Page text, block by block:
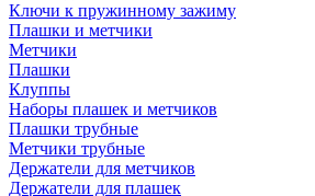
Ключи к пружинному зажиму
Плашки и метчики
Метчики
Плашки
Клуппы
Наборы плашек и метчиков
Плашки трубные
Метчики трубные
Держатели для метчиков
Держатели для плашек